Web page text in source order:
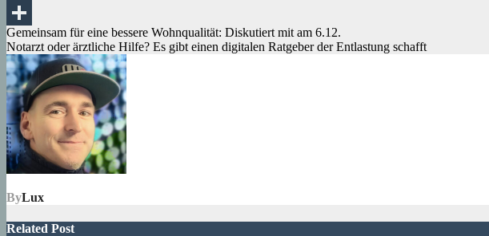
Tumblr
Teilen
Beitragsnavigation
Gemeinsam für eine bessere Wohnqualität: Diskutiert mit am 6.12.
Notarzt oder ärztliche Hilfe? Es gibt einen digitalen Ratgeber der Entlastung schafft
ByLux
Related Post